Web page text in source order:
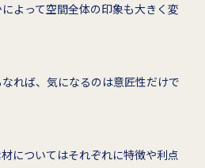
よって空間全体の印象も大きく変
れば、気になるのは意匠性だけで
についてはそれぞれに特徴や利点